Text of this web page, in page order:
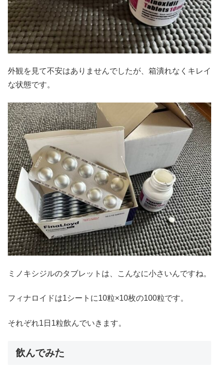
外観を見て不安はありませんでしたが、箱潰れなくキレイ
な状態です。
ミノキシジルのタブレットは、こんなに小さいんですね。
フィナロイドは1シートに10粒×10枚の100粒です。
それぞれ1日1粒飲んでいきます。
飲んでみた